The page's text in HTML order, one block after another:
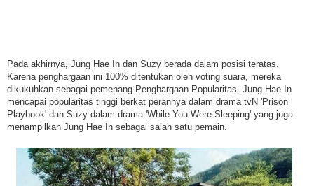
Pada akhirnya, Jung Hae In dan Suzy berada dalam posisi teratas.
Karena penghargaan ini 100% ditentukan oleh voting suara, mereka
dikukuhkan sebagai pemenang Penghargaan Popularitas. Jung Hae In
mencapai popularitas tinggi berkat perannya dalam drama tvN 'Prison
Playbook' dan Suzy dalam drama 'While You Were Sleeping' yang juga
menampilkan Jung Hae In sebagai salah satu pemain.